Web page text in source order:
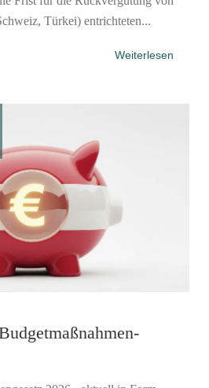
Türkei) entrichteten...
Weiterlesen